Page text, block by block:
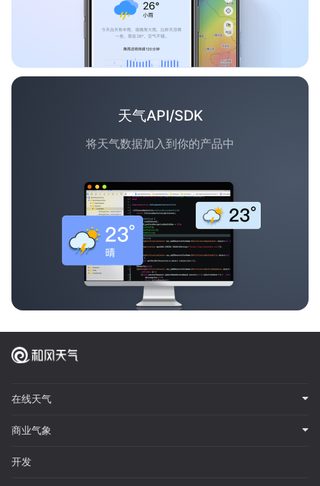
天气API/SDK
将天气数据加入到你的产品中
在线天气
商业气象
开发